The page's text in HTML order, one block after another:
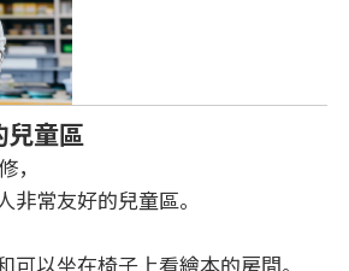
童區
，
常友好的兒童區。
可以坐在椅子上看繪本的房間。